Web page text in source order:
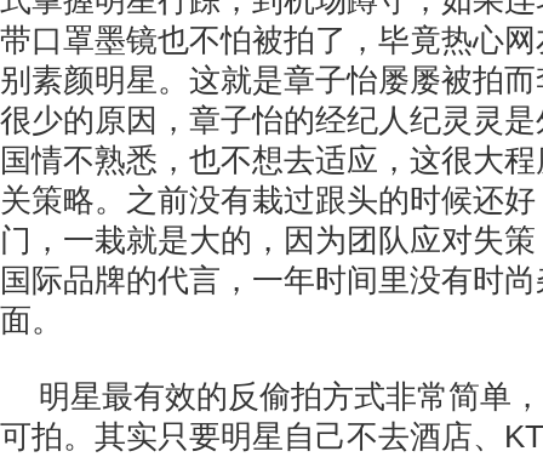
带口罩墨镜也不怕被拍了，毕竟热心
别素颜明星。这就是章子怡屡屡被拍
很少的原因，章子怡的经纪人纪灵灵
国情不熟悉，也不想去适应，这很大
关策略。之前没有栽过跟头的时候还
门，一栽就是大的，因为团队应对失
国际品牌的代言，一年时间里没有时
面。
明星最有效的反偷拍方式非常简单
可拍。其实只要明星自己不去酒店、